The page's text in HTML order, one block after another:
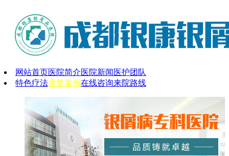
网站首页医院简介医院新闻 医护团队
特色疗法康复案例在线咨询来院路线